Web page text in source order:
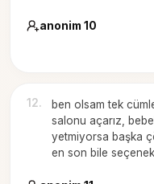
anonim 10
12.
ben olsam tek
salonu açarız,
yetmiyorsa başka
en son bile seçenek